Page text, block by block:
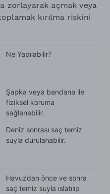
zorlayarak açmak veya
kırılma riskini
Ne Yapılabilir?
Şapka veya bandana ile
fiziksel koruma
sağlanabilir.
Deniz sonrası saç temiz
suyla durulanabilir.
Havuzdan önce ve sonra
saç temiz suyla ıslatılıp